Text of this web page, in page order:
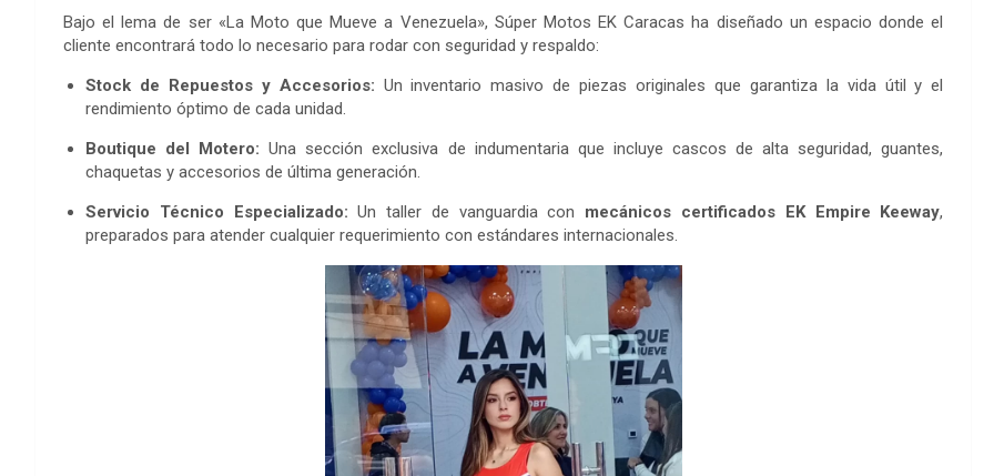
Bajo el lema de ser «La Moto que Mueve a Venezuela», Súper Motos EK Caracas ha diseñado un espacio donde el
cliente encontrará todo lo necesario para rodar con seguridad y respaldo:
Stock de Repuestos y Accesorios: Un inventario masivo de piezas originales que garantiza la vida útil y el
rendimiento óptimo de cada unidad.
Boutique del Motero: Una sección exclusiva de indumentaria que incluye cascos de alta seguridad, guantes,
chaquetas y accesorios de última generación.
Servicio Técnico Especializado: Un taller de vanguardia con mecánicos certificados EK Empire Keeway,
preparados para atender cualquier requerimiento con estándares internacionales.